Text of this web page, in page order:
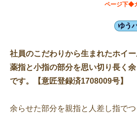
ページ下◆
社員のこだわりから生まれたホイー
薬指と小指の部分を思い切り長く
です。【意匠登録済1708009号】
余らせた部分を親指と人差し指で